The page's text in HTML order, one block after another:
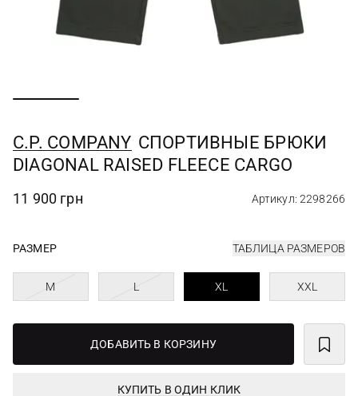
C.P. COMPANY СПОРТИВНЫЕ БРЮКИ
DIAGONAL RAISED FLEECE CARGO
11 900 грн Артикул: 2298266
РАЗМЕР ТАБЛИЦА РАЗМЕРОВ
M L XL XXL
ДОБАВИТЬ В КОРЗИНУ
КУПИТЬ В ОДИН КЛИК